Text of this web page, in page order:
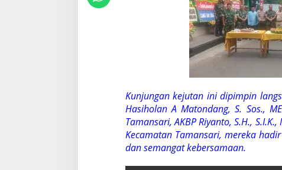
n
K
a
p
o
l
e
Kunjungan kejutan ini dipimpin
Hasiholan A Matondang, S. Sos.,
Tamansari, AKBP Riyanto, S.H.,
Kecamatan Tamansari, mereka
dan semangat kebersamaan.